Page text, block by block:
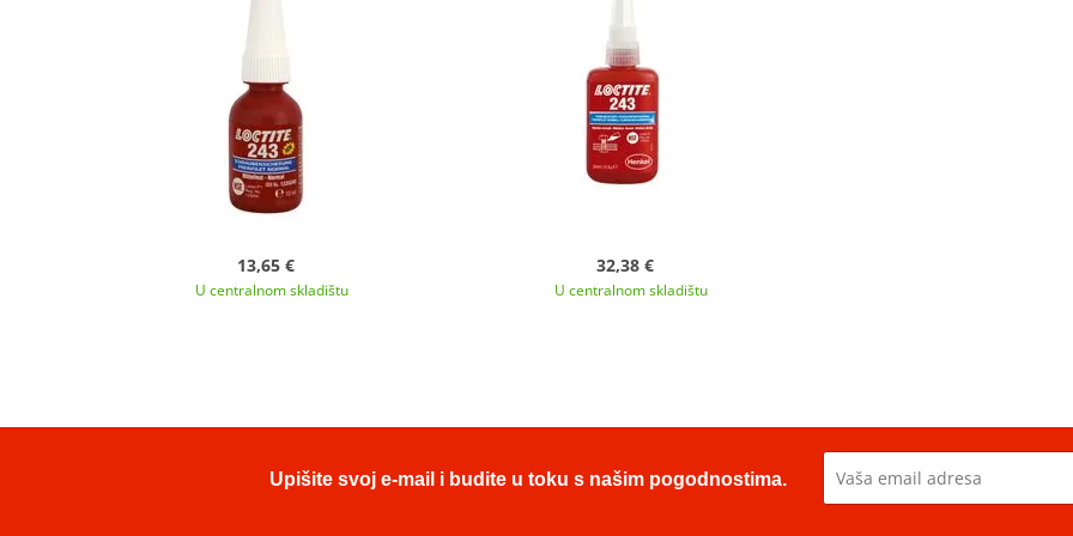
13,65 €
U centralnom skladištu
32,38 €
U centralnom skladištu
Upišite svoj e-mail i budite u toku s našim pogodnostima.